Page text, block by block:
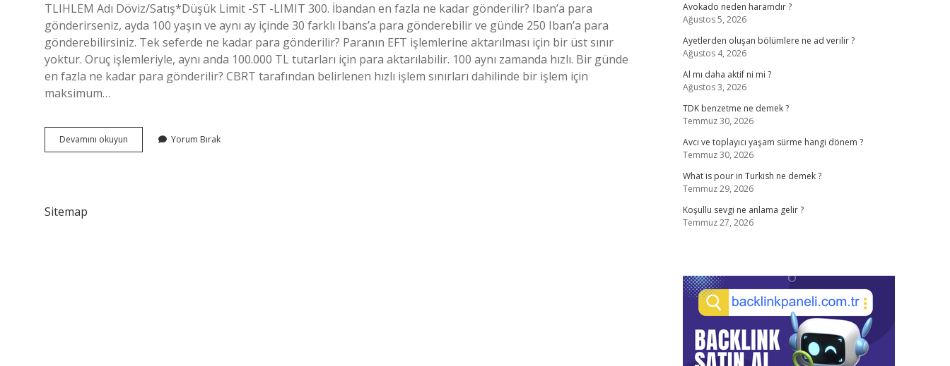
TLIHLEM Adı Döviz/Satış*Düşük Limit -ST -LIMIT 300. İbandan en fazla ne kadar gönderilir? Iban’a para
gönderirseniz, ayda 100 yaşın ve aynı ay içinde 30 farklı Ibans’a para gönderebilir ve günde 250 Iban’a para
gönderebilirsiniz. Tek seferde ne kadar para gönderilir? Paranın EFT işlemlerine aktarılması için bir üst sınır
yoktur. Oruç işlemleriyle, aynı anda 100.000 TL tutarları için para aktarılabilir. 100 aynı zamanda hızlı. Bir günde
en fazla ne kadar para gönderilir? CBRT tarafından belirlenen hızlı işlem sınırları dahilinde bir işlem için
maksimum…
Devamını okuyun
Seferde
Yorum Bırak
Sitemap
Avokado neden haramdır ?
Ağustos 5, 2026
Ayetlerden oluşan bölümlere ne ad verilir ?
Ağustos 4, 2026
Al mı daha aktif ni mi ?
Ağustos 3, 2026
TDK benzetme ne demek ?
Temmuz 30, 2026
Avcı ve toplayıcı yaşam sürme hangi dönem ?
Temmuz 30, 2026
What is pour in Turkish ne demek ?
Temmuz 29, 2026
Koşullu sevgi ne anlama gelir ?
Temmuz 27, 2026